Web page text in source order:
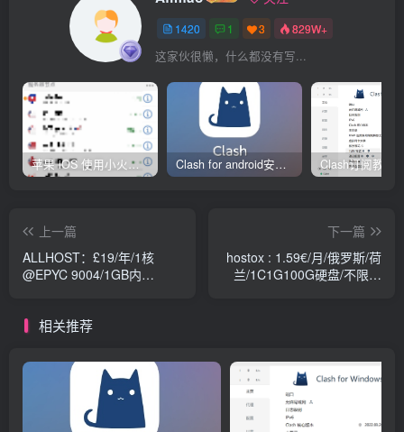
1420 1 3 829W+
这家伙很懒，什么都没有写...
苹果 iOS 使用小火箭(shadowrocket)新手教程 Clash for android安卓客户端保姆级新手使用教程
上一篇
ALLHOST：£19/年/1核
@EPYC 9004/1GB内
下一篇
hostox : 1.59€/月/俄罗斯/荷
兰/1C1G100G硬盘/不限流
相关推荐